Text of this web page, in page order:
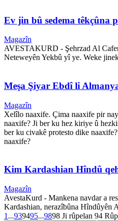
Ev jin bû sedema têkçûna
Magazîn
AVESTAKURD - Şehrzad Al
Neteweyên Yekbû yî ye. Weke
Meşa Şiyar Ebdî li
Magazîn
Xelîlo naaxife. Çima naaxife pir
naaxife? Ji ber ku hez kiriye û
ber ku civakê protesto dike
naaxife?
Kim Kardashian Hîndû
Magazîn
AvestaKurd - Mankena navdar a
Kardashian, nerazîbûna Hîndûyên
1 ...939495...9898 Ji rûpelan 94